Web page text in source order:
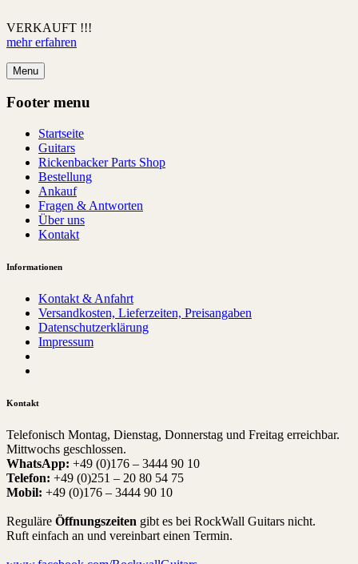
VERKAUFT !!!
mehr erfahren
Menu
Footer menu
Startseite
Guitars
Rickenbacker Parts Shop
Bestellung
Ankauf
Fragen & Antworten
Über uns
Kontakt
Informationen
Kontakt & Anfahrt
Versandkosten, Lieferzeiten, Preisangaben
Datenschutzerklärung
Impressum
Kontakt
Telefonisch Montag, Dienstag, Donnerstag und Freitag erreichbar.
Mittwochs geschlossen.
WhatsApp: +49 (0)176 – 3444 90 10
Telefon: +49 (0)251 – 20 80 54 75
Mobil: +49 (0)176 – 3444 90 10
Reguläre Öffnungszeiten gibt es bei RockWall Guitars nicht.
Ruft einfach an und vereinbart einen Termin.